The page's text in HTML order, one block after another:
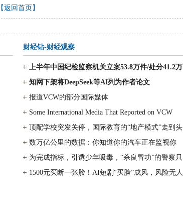
【返回首页】
财经钻-财经观察
上半年中国纪检监察机关立案53.8万件/处分41.2万
人，其中处分包括省部级及以上
知网下架将DeepSeek等AI列为作者论文
报道VCW的部分国际媒体
Some International Media That Reported on VCW
顶配学校突发关停，国际教育的“地产模式”走到头
了？
数万亿公里的数据：你知道你的汽车正在监视你
吗？
为完成指标，引诱少年吸毒，“杀良冒功”的警察只
判5年？
1500元买断一张脸！AI短剧“买脸”成风，风险无人